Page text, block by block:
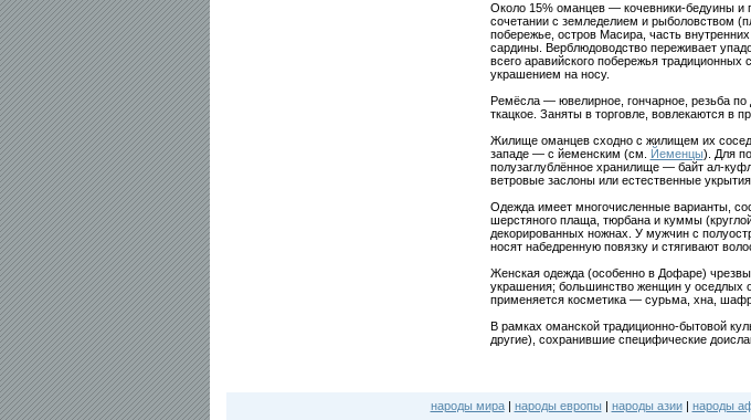
Около 15% оманцев — кочевники-бедуины и
сочетании с земледелием и рыболовством
побережье, остров Масира, часть
сардины. Верблюдоводство переживает
всего аравийского побережья
украшением на носу.
Ремёсла — ювелирное, гончарное, резьба по
ткацкое. Заняты в торговле, вовлекаются
Жилище оманцев сходно с жилищем их
западе — с йеменским (см.
Йеменцы). Для
полузаглублённое хранилище — байт ал-
ветровые заслоны или естественные укрытия.
Одежда имеет многочисленные варианты,
шерстяного плаща, тюрбана и куммы
декорированных ножнах. У мужчин с
носят набедренную повязку и стягивают
Женская одежда (особенно в Дофаре)
украшения; большинство женщин у оседлых
применяется косметика — сурьма, хна,
В рамках оманской традиционно-бытовой
другие), сохранившие специфические
народы мира| народы европы | народы азии| народы